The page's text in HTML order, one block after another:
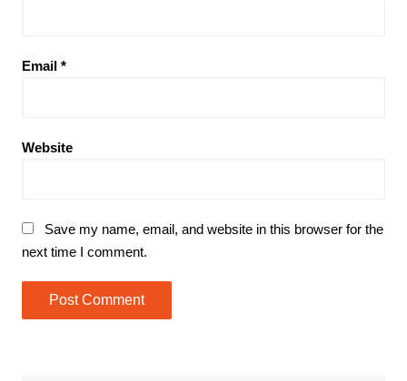
Email *
Website
Save my name, email, and website in this browser for the
next time I comment.